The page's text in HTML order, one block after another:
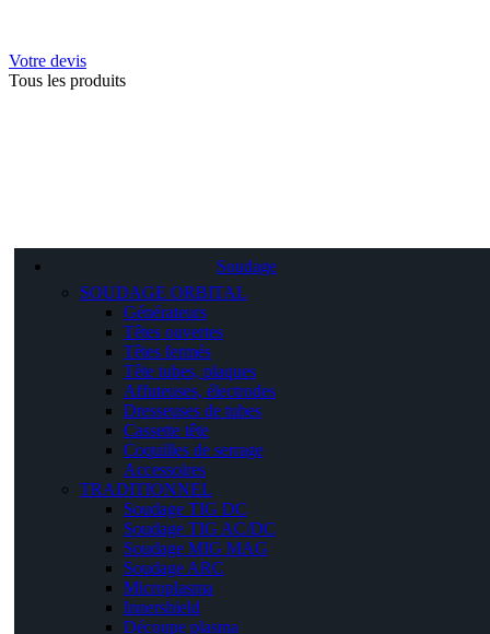
Votre devis
Tous les produits
Soudage
SOUDAGE ORBITAL
Générateurs
Têtes ouvertes
Têtes fermés
Tête tubes, plaques
Affuteuses, électrodes
Dresseuses de tubes
Cassette tête
Coquilles de serrage
Accessoires
TRADITIONNEL
Soudage TIG DC
Soudage TIG AC/DC
Soudage MIG MAG
Soudage ARC
Microplasma
Innershield
Découpe plasma